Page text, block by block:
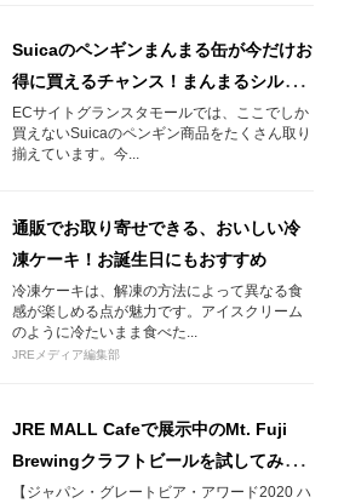
Suicaのペンギンまんまる缶が今だけお
得に買えるチャンス！まんまるシルエ
ットがとーってもキュート♡
ECサイトグランスタモールでは、ここでしか
買えないSuicaのペンギン商品をたくさん取り
揃えています。今...
通販でお取り寄せできる、おいしい冷
凍ケーキ！お誕生日にもおすすめ
冷凍ケーキは、解凍の方法によって異なる食
感が楽しめる点が魅力です。アイスクリーム
のように冷たいまま食べた...
JREメディア編集部
JRE MALL Cafeで展示中のMt. Fuji
Brewingクラフトビールを試してみま
せんか？
【ジャパン・グレートビア・アワード2020 ハ